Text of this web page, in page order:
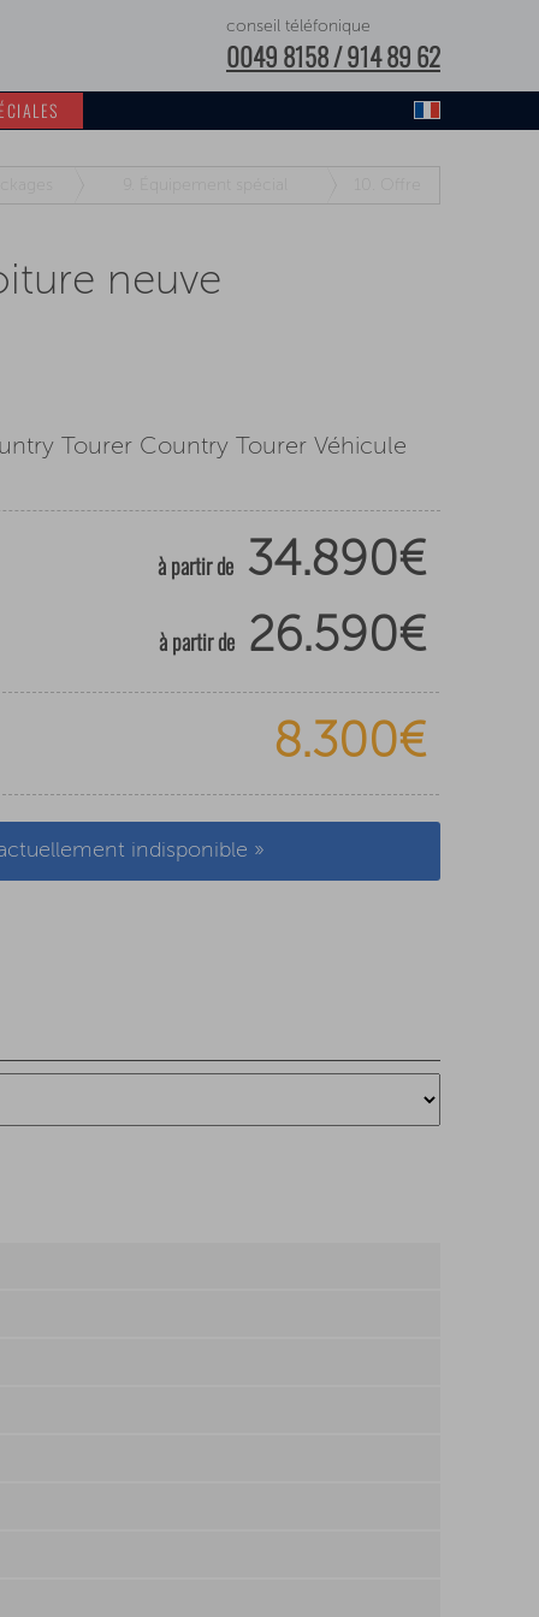
conseil téléfonique
0049 8158 / 914 89 62
neuve
Tourer Country Tourer Véhicule
à partir de 34.890€
à partir de 26.590€
8.300€
indisponible »